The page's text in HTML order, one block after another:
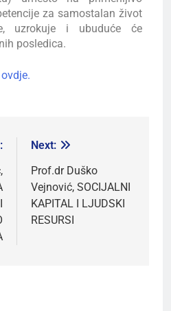
za samostalan život
uzrokuje i ubuduće će
posledica.
ovdje.
Next:
Prof.dr Duško
Vejnović, SOCIJALNI
KAPITAL I LJUDSKI
RESURSI